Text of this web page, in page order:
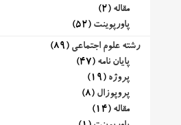
مقاله (2)
پاورپوینت (52)
رشته علوم اجتماعی (89)
پایان نامه (47)
پروژه (19)
پروپوزال (8)
مقاله (14)